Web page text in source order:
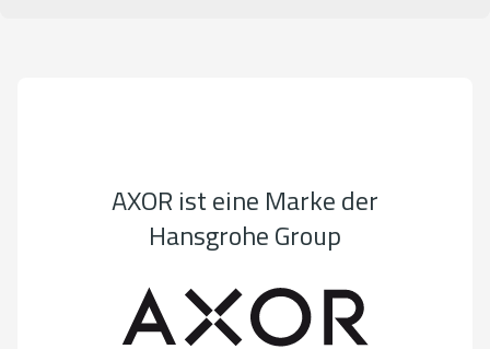
AXOR ist eine Marke der
Hansgrohe Group